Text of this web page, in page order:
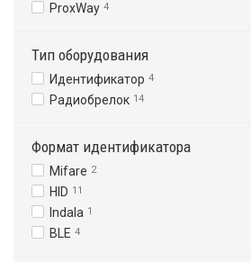
ProxWay 4
Тип оборудования
Идентификатор 4
Радиобрелок 14
Формат идентификатора
Mifare 2
HID 11
Indala 1
BLE 4